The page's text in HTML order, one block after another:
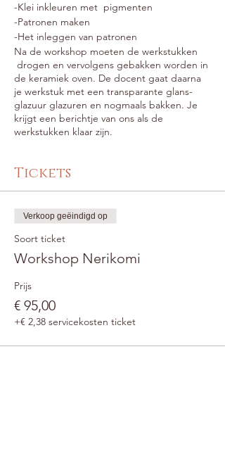
-Klei inkleuren met pigmenten
-Patronen maken
-Het inleggen van patronen
Na de workshop moeten de werkstukken
drogen en vervolgens gebakken worden in
de keramiek oven. De docent gaat daarna
je werkstuk met een transparante glans-
glazuur glazuren en nogmaals bakken. Je
krijgt een berichtje van ons als de
werkstukken klaar zijn.
Tickets
Verkoop geëindigd op
Soort ticket
Workshop Nerikomi
Prijs
€ 95,00
+€ 2,38 servicekosten ticket